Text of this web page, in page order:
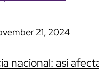
21, 2024
nacional: así